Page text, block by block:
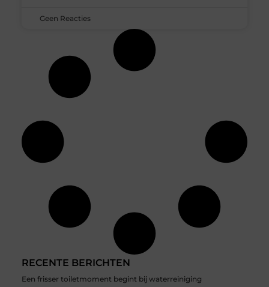
RECENTE BERICHTEN
Een frisser toiletmoment begint bij waterreiniging
Geen Reacties